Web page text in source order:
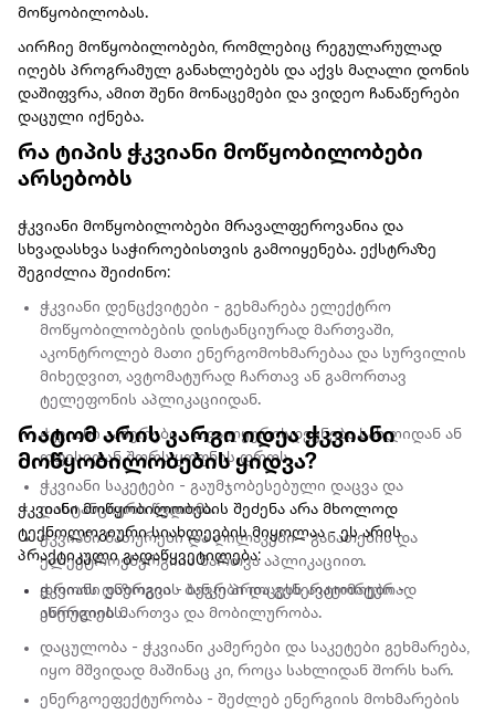
მოწყობილობას.
აირჩიე მოწყობილობები, რომლებიც რეგულარულად
იღებს პროგრამულ განახლებებს და აქვს მაღალი დონის
დაშიფვრა, ამით შენი მონაცემები და ვიდეო ჩანაწერები
დაცული იქნება.
რა ტიპის ჭკვიანი მოწყობილობები
არსებობს
ჭკვიანი მოწყობილობები მრავალფეროვანია და
სხვადასხვა საჭიროებისთვის გამოიყენება. ექსტრაზე
შეგიძლია შეიძინო:
ჭკვიანი დენცქვიტები - გეხმარება ელექტრო
მოწყობილობების დისტანციურად მართვაში,
აკონტროლებ მათი ენერგომოხმარებაა და სურვილის
მიხედვით, ავტომატურად ჩართავ ან გამორთავ
ტელეფონის აპლიკაციიდან.
ჭკვიანი კამერები - თვალყურისდევნება სახლიდან ან
ოფისიდან შორს ყოფნის დროს.
ჭკვიანი საკეტები - გაუმჯობესებული დაცვა და
დისტანციური წვდომა.
ჭკვიანი ნათურები და ღილაკები - განათების და
ელექტროენერგიის მართვა აპლიკაციით.
ჭკვიანი ენერგიის ბანკები და გენერატორები -
ენერგიის მართვა და მობილურობა.
რატომ არის კარგი იდეა ჭკვიანი
მოწყობილობების ყიდვა?
ჭკვიანი მოწყობილობების შეძენა არა მხოლოდ
ტექნოლოგიური სიახლეების მიყოლაა - ეს არის
პრაქტიკული გადაწყვეტილება:
დროის დაზოგვა - ბევრ პროცესს ავტომატურად
ასრულებს.
დაცულობა - ჭკვიანი კამერები და საკეტები გეხმარება,
იყო მშვიდად მაშინაც კი, როცა სახლიდან შორს ხარ.
ენერგოეფექტურობა - შეძლებ ენერგიის მოხმარების